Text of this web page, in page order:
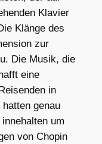
Klavier
Klänge des
zur
Die Musik, die
eine
in
genau
um
von Chopin